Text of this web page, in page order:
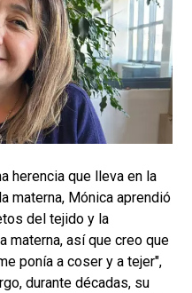
herencia que lleva en la
materna, Mónica aprendió
del tejido y la
materna, así que creo que
ponía a coser y a tejer",
durante décadas, su